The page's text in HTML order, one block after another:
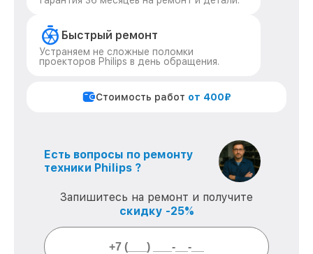
Быстрый ремонт
Устраняем не сложные поломки
проекторов Philips в день обращения.
Стоимость работ от 400₽
Есть вопросы по ремонту
техники Philips ?
Запишитесь на ремонт и получите
скидку -25%